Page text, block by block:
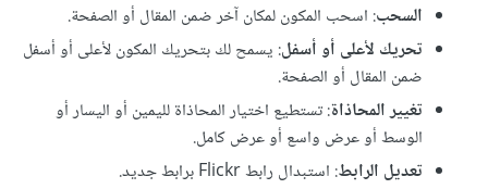
السحب: اسحب المكون لمكان آخر ضمن المقال أو الصفحة.
تحريك لأعلى أو أسفل: يسمح لك بتحريك المكون لأعلى أو أسفل
ضمن المقال أو الصفحة.
تغيير المحاذاة: تستطيع اختيار المحاذاة لليمين أو اليسار أو
الوسط أو عرض واسع أو عرض كامل.
تعديل الرابط: استبدال رابط Flickr برابط جديد.